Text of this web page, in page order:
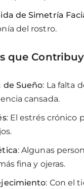
de Simetría
del rostro.
que
de Sueño: La falta
cansada.
: El estrés crónico
: Algunas
fina y ojeras.
: Con el